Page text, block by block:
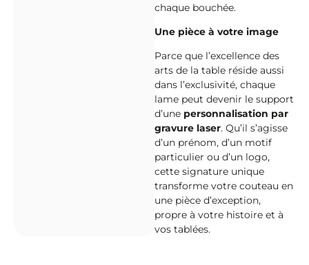
chaque bouchée.
Une pièce à votre image
Parce que l’excellence des
arts de la table réside aussi
dans l’exclusivité, chaque
lame peut devenir le support
d’une personnalisation par
gravure laser. Qu’il s’agisse
d’un prénom, d’un motif
particulier ou d’un logo,
cette signature unique
transforme votre couteau en
une pièce d’exception,
propre à votre histoire et à
vos tablées.